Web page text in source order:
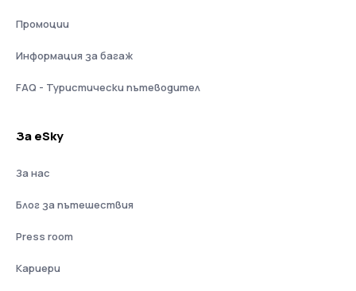
Промоции
Информация за багаж
FAQ - Туристически пътеводител
За eSky
За нас
Блог за пътешествия
Press room
Кариери